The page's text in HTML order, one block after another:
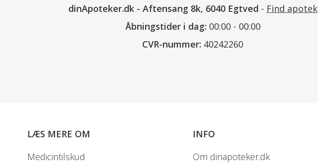
dinApoteker.dk- Aftensang 8k, 6040 Egtved - Find apotek
Åbningstider i dag: 00:00 - 00:00
CVR-nummer: 40242260
LÆS MERE OM
Medicintilskud
INFO
Om dinapoteker.dk